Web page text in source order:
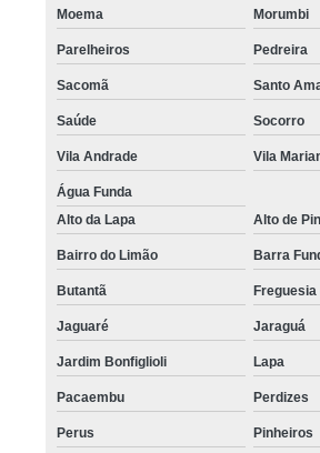
quanto custa micropigmentação capilar
quanto custa micropigmentação capilar
micropigmentação capilar feminina Aeroporto
quanto custa micropigmentação capilar para
micropigmentação capilar para calvície valor
micropigmentação capilar em 3d valor Caieiras
micropigmentação capilar para entradas Vila
quanto custa micropigmentação capilar com
micropigmentação capilar em 3d preço Sé
Moema Morumbi
Parelheiros Pedreira
Sacomã Santo
Saúde Socorro
Vila Andrade Vila
Água Funda
Alto da Lapa
Alto de
Bairro do Limão Barra
Butantã Freguesia
Jaguaré Jaraguá
Jardim Bonfiglioli Lapa
Pacaembu Perdizes
Perus Pinheiros